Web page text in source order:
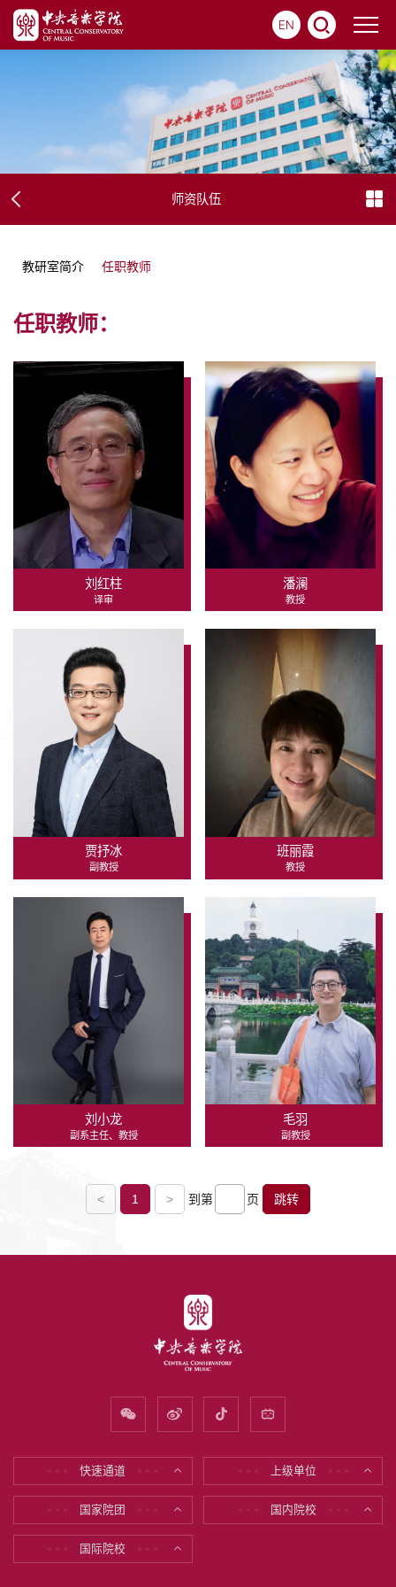
EN
师资队伍
教研室简介 任职教师
任职教师：
刘红柱
译审
潘澜
教授
贾抒冰
副教授
班丽霞
教授
刘小龙
副系主任、教授
毛羽
副教授
< 1 > 到第 页 跳转
快速通道 上级单位
国家院团 国内院校
国际院校